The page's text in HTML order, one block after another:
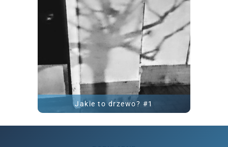
ROZWIĄŻ
Jakie to drzewo? #1